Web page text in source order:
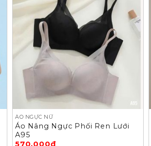
ÁO NGỰC NỮ
Áo Nâng Ngực Phối Ren Lưới
A95
570,000₫